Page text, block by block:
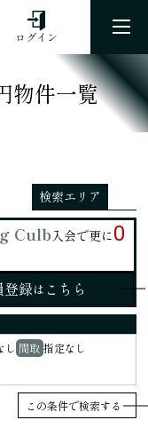
ログイン
物件一覧
検索エリア
Culb入会で更に0
登録は こちら
し 間取 指定なし